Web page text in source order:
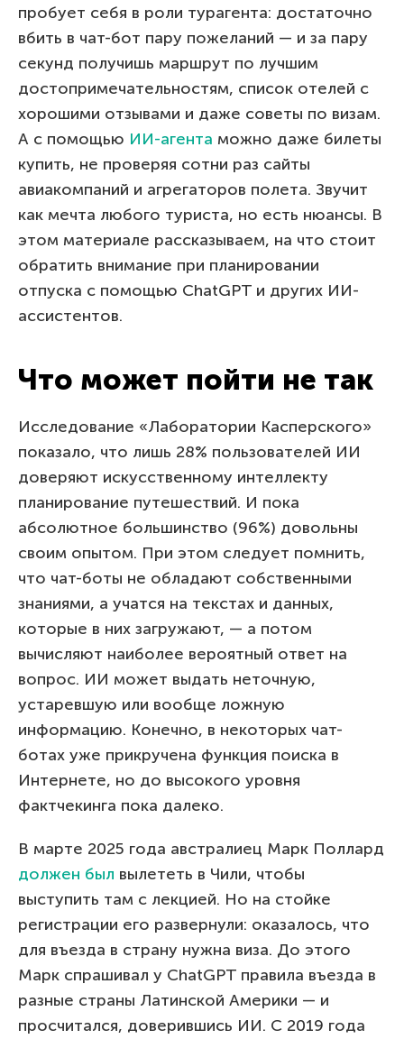
пробует себя в роли турагента: достаточно
вбить в чат-бот пару пожеланий — и за пару
секунд получишь маршрут по лучшим
достопримечательностям, список отелей с
хорошими отзывами и даже советы по визам.
А с помощью ИИ-агента можно даже билеты
купить, не проверяя сотни раз сайты
авиакомпаний и агрегаторов полета. Звучит
как мечта любого туриста, но есть нюансы. В
этом материале рассказываем, на что стоит
обратить внимание при планировании
отпуска с помощью ChatGPT и других ИИ-
ассистентов.
Что может пойти не так
Исследование «Лаборатории Касперского»
показало, что лишь 28% пользователей ИИ
доверяют искусственному интеллекту
планирование путешествий. И пока
абсолютное большинство (96%) довольны
своим опытом. При этом следует помнить,
что чат-боты не обладают собственными
знаниями, а учатся на текстах и данных,
которые в них загружают, — а потом
вычисляют наиболее вероятный ответ на
вопрос. ИИ может выдать неточную,
устаревшую или вообще ложную
информацию. Конечно, в некоторых чат-
ботах уже прикручена функция поиска в
Интернете, но до высокого уровня
фактчекинга пока далеко.
В марте 2025 года австралиец Марк Поллард
должен был вылететь в Чили, чтобы
выступить там с лекцией. Но на стойке
регистрации его развернули: оказалось, что
для въезда в страну нужна виза. До этого
Марк спрашивал у ChatGPT правила въезда в
разные страны Латинской Америки — и
просчитался, доверившись ИИ. С 2019 года